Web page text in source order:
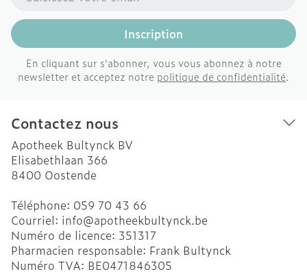
Inscription
En cliquant sur s'abonner, vous vous abonnez à notre
newsletter et acceptez notre politique de confidentialité.
Contactez nous
Apotheek Bultynck BV
Elisabethlaan 366
8400 Oostende
Téléphone: 059 70 43 66
Courriel: info@apotheekbultynck.be
Numéro de licence: 351317
Pharmacien responsable: Frank Bultynck
Numéro TVA: BE0471846305